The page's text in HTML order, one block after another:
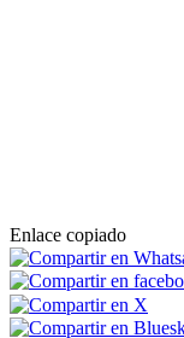
Enlace copiado